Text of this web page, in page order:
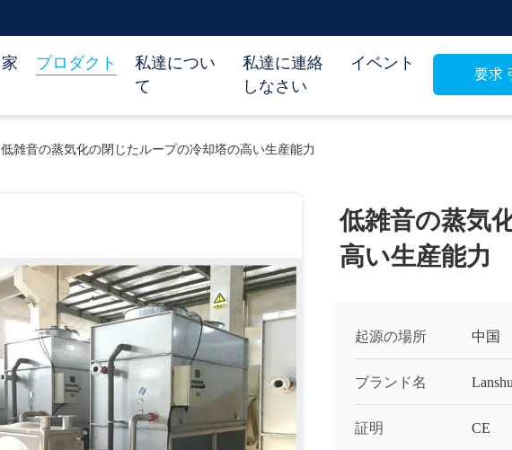
家 プロダクト
私達につい
て
私達に連絡
しなさい
イベント
要求
低雑音の蒸気化の閉じたループの冷却塔の高い生産能力
低雑音の蒸気
高い生産能力
起源の場所 中国
ブランド名
証明 CE